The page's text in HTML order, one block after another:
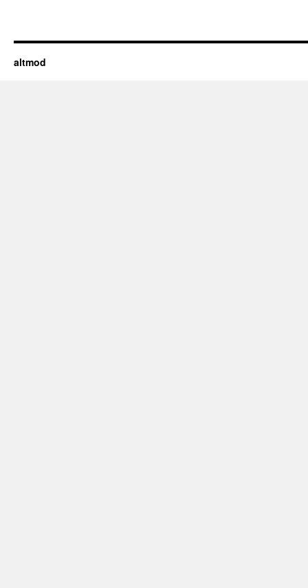
altmod